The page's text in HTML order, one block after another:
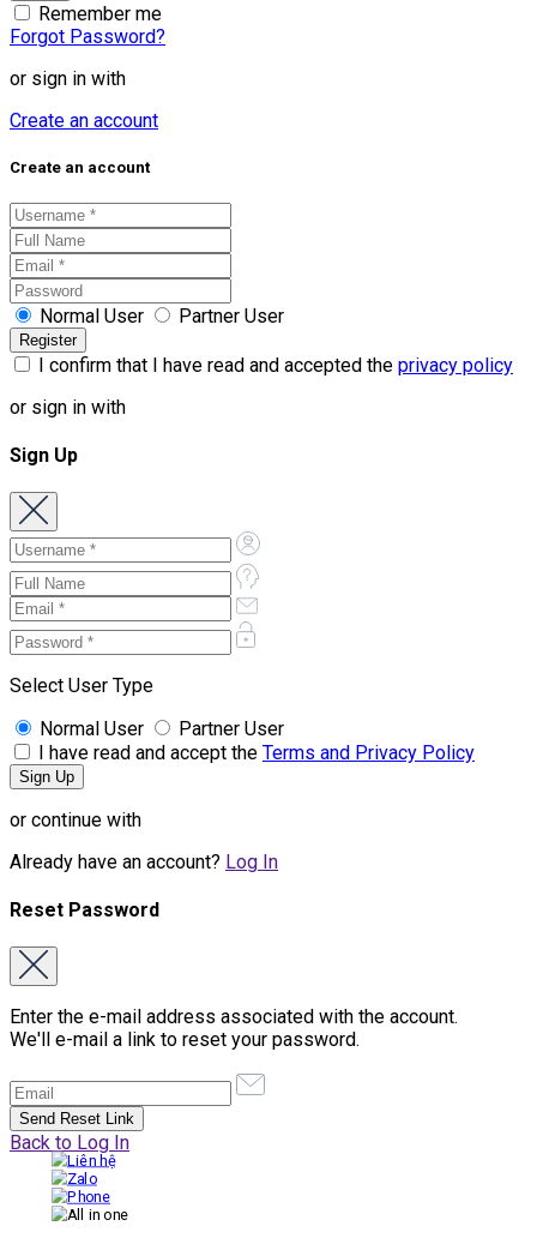
Remember me
Forgot Password?
or sign in with
Create an account
Create an account
Normal User Partner User
I confirm that I have read and accepted the privacy policy
or sign in with
Sign Up
Select User Type
Normal User
Partner User
I have read and accept the Terms and Privacy Policy
or continue with
Already have an account? Log In
Reset Password
Enter the e-mail address associated with the account.
We'll e-mail a link to reset your password.
Back to Log In